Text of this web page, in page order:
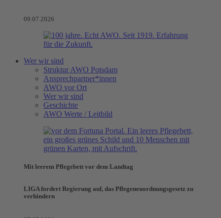
09.07.2026
Wer wir sind
Struktur AWO Potsdam
Ansprechpartner*innen
AWO vor Ort
Wer wir sind
Geschichte
AWO Werte / Leitbild
Mit leerem Pflegebett vor dem Landtag
LIGA fordert Regierung auf, das Pflegeneuordnungsgesetz zu
verhindern